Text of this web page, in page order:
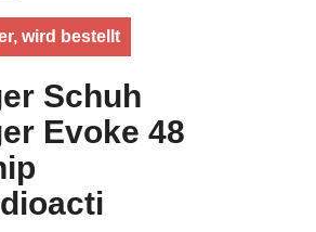
wird bestellt
Schuh
Evoke 48